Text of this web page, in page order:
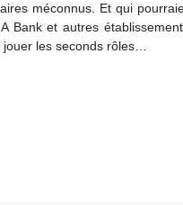
méconnus. Et qui
Bank et autres
les seconds rôles…